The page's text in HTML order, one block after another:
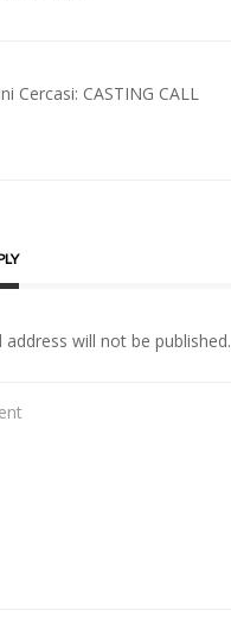
Cercasi: CASTING CALL
address will not be published.